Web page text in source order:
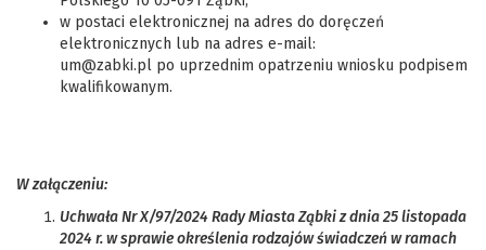
w postaci elektronicznej na adres do doręczeń
elektronicznych lub na adres e-mail:
um@zabki.pl po uprzednim opatrzeniu wniosku podpisem
kwalifikowanym.
W załączeniu:
Uchwała Nr X/97/2024 Rady Miasta Ząbki z dnia 25 listopada
2024 r. w sprawie określenia rodzajów świadczeń w ramach